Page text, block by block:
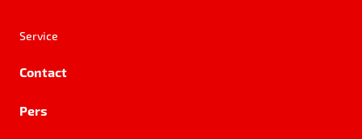
Service
Contact
Pers